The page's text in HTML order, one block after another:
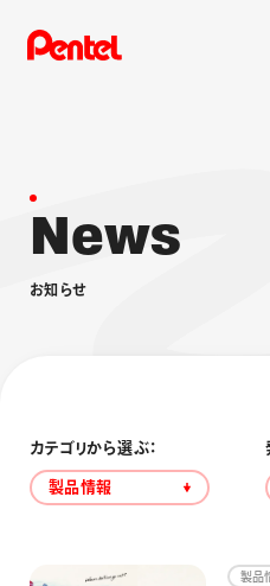
商品を探す
ブラッシュ（
採用情報
運営会社
News
お知 らせ
カテゴリから選ぶ：
製品情報
製品